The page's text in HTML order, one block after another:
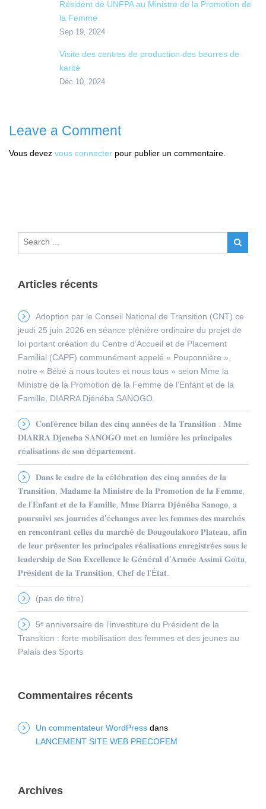
Résident de UNFPA au Ministre de la Promotion de
la Femme
Sep 19, 2024
Visite des centres de production des beurres de
karité
Déc 10, 2024
Leave a Comment
Vous devez vous connecter pour publier un commentaire.
Articles récents
Adoption par le Conseil National de Transition (CNT) ce
jeudi 25 juin 2026 en séance plénière ordinaire du projet de
loi portant création du Centre d’Accueil et de Placement
Familial (CAPF) communément appelé « Pouponnière »,
notre « Bébé à nous toutes et nous tous » selon Mme la
Ministre de la Promotion de la Femme de l’Enfant et de la
Famille, DIARRA Djénéba SANOGO.
𝐂𝐨𝐧𝐟é𝐫𝐞𝐧𝐜𝐞 𝐛𝐢𝐥𝐚𝐧 𝐝𝐞𝐬 𝐜𝐢𝐧𝐪 𝐚𝐧𝐧é𝐞𝐬 𝐝𝐞 𝐥𝐚 𝐓𝐫𝐚𝐧𝐬𝐢𝐭𝐢𝐨𝐧 : 𝐌𝐦𝐞
𝐃𝐈𝐀𝐑𝐑𝐀 𝐃𝐣𝐞𝐧𝐞𝐛𝐚 𝐒𝐀𝐍𝐎𝐆𝐎 𝐦𝐞𝐭 𝐞𝐧 𝐥𝐮𝐦𝐢è𝐫𝐞 𝐥𝐞𝐬 𝐩𝐫𝐢𝐧𝐜𝐢𝐩𝐚𝐥𝐞𝐬
𝐫é𝐚𝐥𝐢𝐬𝐚𝐭𝐢𝐨𝐧𝐬 𝐝𝐞 𝐬𝐨𝐧 𝐝é𝐩𝐚𝐫𝐭𝐞𝐦𝐞𝐧𝐭.
𝐃𝐚𝐧𝐬 𝐥𝐞 𝐜𝐚𝐝𝐫𝐞 𝐝𝐞 𝐥𝐚 𝐜é𝐥é𝐛𝐫𝐚𝐭𝐢𝐨𝐧 𝐝𝐞𝐬 𝐜𝐢𝐧𝐪 𝐚𝐧𝐧é𝐞𝐬 𝐝𝐞 𝐥𝐚
𝐓𝐫𝐚𝐧𝐬𝐢𝐭𝐢𝐨𝐧, 𝐌𝐚𝐝𝐚𝐦𝐞 𝐥𝐚 𝐌𝐢𝐧𝐢𝐬𝐭𝐫𝐞 𝐝𝐞 𝐥𝐚 𝐏𝐫𝐨𝐦𝐨𝐭𝐢𝐨𝐧 𝐝𝐞 𝐥𝐚 𝐅𝐞𝐦𝐦𝐞,
𝐝𝐞 𝐥’𝐄𝐧𝐟𝐚𝐧𝐭 𝐞𝐭 𝐝𝐞 𝐥𝐚 𝐅𝐚𝐦𝐢𝐥𝐥𝐞, 𝐌𝐦𝐞 𝐃𝐢𝐚𝐫𝐫𝐚 𝐃𝐣é𝐧é𝐛𝐚 𝐒𝐚𝐧𝐨𝐠𝐨, 𝐚
𝐩𝐨𝐮𝐫𝐬𝐮𝐢𝐯𝐢 𝐬𝐞𝐬 𝐣𝐨𝐮𝐫𝐧é𝐞𝐬 𝐝’é𝐜𝐡𝐚𝐧𝐠𝐞𝐬 𝐚𝐯𝐞𝐜 𝐥𝐞𝐬 𝐟𝐞𝐦𝐦𝐞𝐬 𝐝𝐞𝐬 𝐦𝐚𝐫𝐜𝐡é𝐬
𝐞𝐧 𝐫𝐞𝐧𝐜𝐨𝐧𝐭𝐫𝐚𝐧𝐭 𝐜𝐞𝐥𝐥𝐞𝐬 𝐝𝐮 𝐦𝐚𝐫𝐜𝐡é 𝐝𝐞 𝐃𝐨𝐮𝐠𝐨𝐮𝐥𝐚𝐤𝐨𝐫𝐨 𝐏𝐥𝐚𝐭𝐞𝐚𝐮, 𝐚𝐟𝐢𝐧
𝐝𝐞 𝐥𝐞𝐮𝐫 𝐩𝐫é𝐬𝐞𝐧𝐭𝐞𝐫 𝐥𝐞𝐬 𝐩𝐫𝐢𝐧𝐜𝐢𝐩𝐚𝐥𝐞𝐬 𝐫é𝐚𝐥𝐢𝐬𝐚𝐭𝐢𝐨𝐧𝐬 𝐞𝐧𝐫𝐞𝐠𝐢𝐬𝐭𝐫é𝐞𝐬 𝐬𝐨𝐮𝐬 𝐥𝐞
𝐥𝐞𝐚𝐝𝐞𝐫𝐬𝐡𝐢𝐩 𝐝𝐞 𝐒𝐨𝐧 𝐄𝐱𝐜𝐞𝐥𝐥𝐞𝐧𝐜𝐞 𝐥𝐞 𝐆é𝐧é𝐫𝐚𝐥 𝐝’𝐀𝐫𝐦é𝐞 𝐀𝐬𝐬𝐢𝐦𝐢 𝐆𝐨ï𝐭𝐚,
𝐏𝐫é𝐬𝐢𝐝𝐞𝐧𝐭 𝐝𝐞 𝐥𝐚 𝐓𝐫𝐚𝐧𝐬𝐢𝐭𝐢𝐨𝐧, 𝐂𝐡𝐞𝐟 𝐝𝐞 𝐥’É𝐭𝐚𝐭.
(pas de titre)
5ᵉ anniversaire de l’investiture du Président de la
Transition : forte mobilisation des femmes et des jeunes au
Palais des Sports
Commentaires récents
Un commentateur WordPress dans
LANCEMENT SITE WEB PRECOFEM
Archives